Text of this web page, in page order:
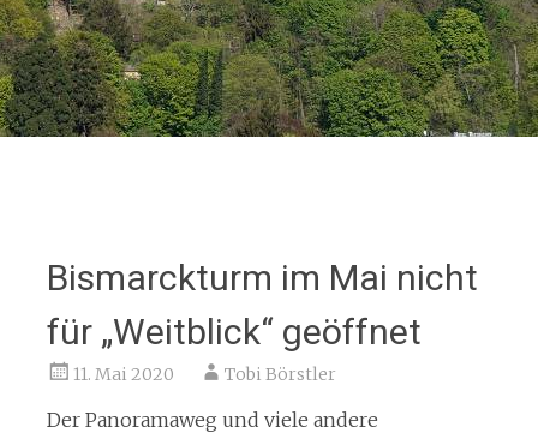
Bismarckturm im Mai nicht
für „Weitblick“ geöffnet
11. Mai 2020 Tobi Börstler
Der Panoramaweg und viele andere